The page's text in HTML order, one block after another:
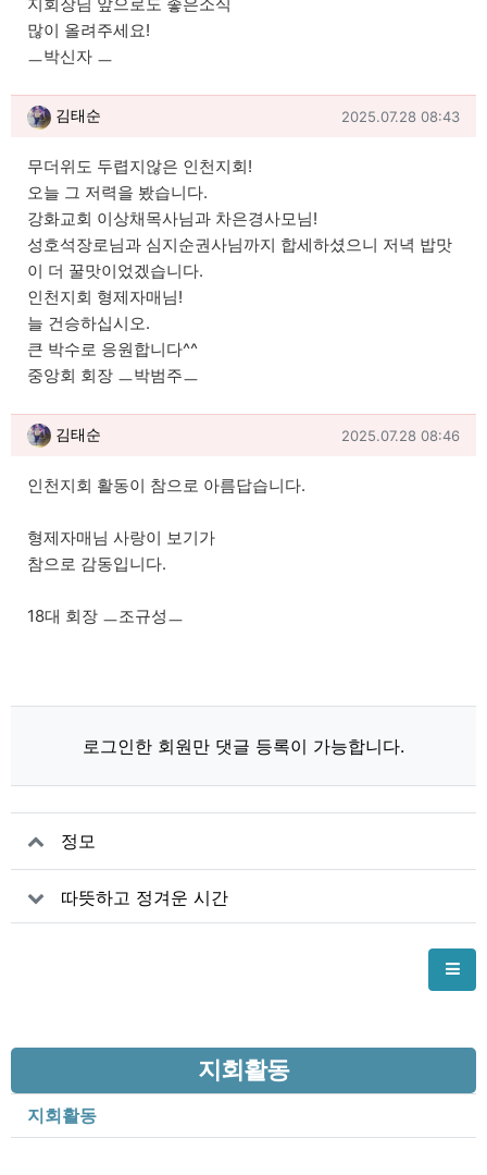
지회장님 앞으로도 좋은소식
많이 올려주세요!
ㅡ박신자 ㅡ
김태순님의 댓글
김태순 작성일
2025.07.28 08:43
무더위도 두렵지않은 인천지회!
오늘 그 저력을 봤습니다.
강화교회 이상채목사님과 차은경사모님!
성호석장로님과 심지순권사님까지 합세하셨으니 저녁 밥맛
이 더 꿀맛이었겠습니다.
인천지회 형제자매님!
늘 건승하십시오.
큰 박수로 응원합니다^^
중앙회 회장 ㅡ박범주ㅡ
김태순님의 댓글
김태순 작성일
2025.07.28 08:46
인천지회 활동이 참으로 아름답습니다.
형제자매님 사랑이 보기가
참으로 감동입니다.
18대 회장 ㅡ조규성ㅡ
로그인한 회원만 댓글 등록이 가능합니다.
정모
따뜻하고 정겨운 시간
지회활동
지회활동